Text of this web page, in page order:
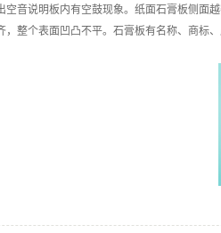
空音说明板内有空鼓现象。纸面石膏板侧面
，整个表面凹凸不平。石膏板有名称、商标